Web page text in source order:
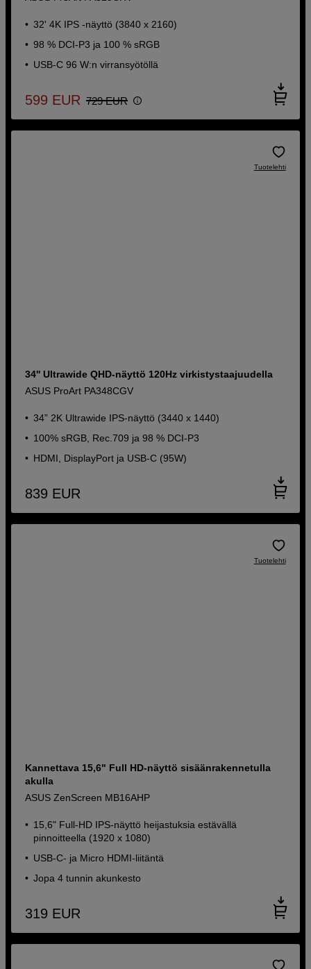
32' 4K IPS -näyttö (3840 x 2160)
98 % DCI-P3 ja 100 % sRGB
USB-C 96 W:n virransyötöllä
599 EUR 729 EUR
Tuotelehti
34'' Ultrawide QHD-näyttö 120Hz virkistystaajuudella
ASUS ProArt PA348CGV
34” 2K Ultrawide IPS-näyttö (3440 x 1440)
100% sRGB, Rec.709 ja 98 % DCI-P3
HDMI, DisplayPort ja USB-C (95W)
839 EUR
Tuotelehti
Kannettava 15,6" Full HD-näyttö sisäänrakennetulla
akulla
ASUS ZenScreen MB16AHP
15,6" Full-HD IPS-näyttö heijastuksia estävällä
pinnoitteella (1920 x 1080)
USB-C- ja Micro HDMI-liitäntä
Jopa 4 tunnin akunkesto
319 EUR